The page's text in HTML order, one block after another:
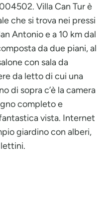
Villa Can Tur è
che si trova nei pressi
Antonio e a 10 km dal
da due piani, al
con sala da
da letto di cui una
di sopra c’è la camera
completo e
vista. Internet
giardino con alberi,